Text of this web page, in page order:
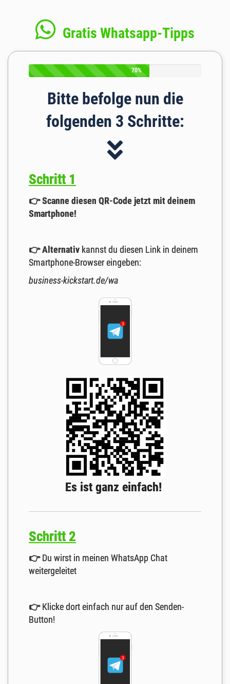
Gratis Whatsapp-Tipps
70%
Bitte befolge nun die
folgenden 3 Schritte:
Schritt 1
👉Scanne diesen QR-Code jetzt mit deinem
Smartphone!
👉Alternativ kannst du diesen Link in deinem
Smartphone-Browser eingeben:
business-kickstart.de/wa
Es ist ganz einfach!
Schritt 2
👉Du wirst in meinen WhatsApp Chat
weitergeleitet
👉Klicke dort einfach nur auf den Senden-
Button!